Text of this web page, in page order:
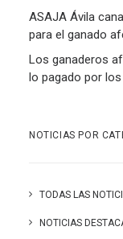
ASAJA Ávila
para el ganado
Los ganaderos
lo pagado por
NOTICIAS POR
TODAS LAS
NOTICIAS